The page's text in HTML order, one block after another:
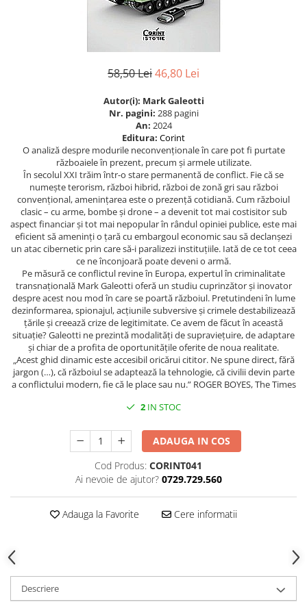
Manuale scolare/Cursuri
Medicină
Poezie
Politică/Geopolitică
Proză
Psihologie
Sociologie
Spiritualitate/Ezoterism
Sport
Stiinte/Educatie
Noutăți
Evenimentul Istoric
Evenimentul istoric - editii
electronice
58,50 Lei46,80 Lei
Autor(i): Mark Galeotti
Nr. pagini: 288 pagini
An: 2024
Editura: Corint
O analiză despre modurile neconvenționale în care pot fi purtate
războaiele în prezent, precum și armele utilizate.
În secolul XXI trăim într-o stare permanentă de conflict. Fie că se
numește terorism, război hibrid, război de zonă gri sau război
convențional, amenințarea este o prezență cotidiană. Cum războiul
clasic – cu arme, bombe și drone – a devenit tot mai costisitor sub
aspect financiar și tot mai nepopular în rândul opiniei publice, este mai
eficient să ameninți o țară cu embargoul economic sau să declanșezi
un atac cibernetic prin care să-i paralizezi instituțiile. Iată de ce tot ceea
ce ne înconjoară poate deveni o armă.
Pe măsură ce conflictul revine în Europa, expertul în criminalitate
transnațională Mark Galeotti oferă un studiu cuprinzător și inovator
despre acest nou mod în care se poartă războiul. Pretutindeni în lume
dezinformarea, spionajul, acțiunile subversive și crimele destabilizează
țările și creează crize de legitimitate. Ce avem de făcut în această
situație? Galeotti ne prezintă modalități de supraviețuire, de adaptare
și chiar de a profita de oportunitățile oferite de noua realitate.
„Acest ghid dinamic este accesibil oricărui cititor. Ne spune direct, fără
jargon (…), că războiul se adaptează la tehnologie, că civilii devin parte
a conflictului modern, fie că le place sau nu.” ROGER BOYES, The Times
2 IN STOC
ADAUGA IN COS
Cod Produs: CORINT041
Ai nevoie de ajutor? 0729.729.560
Adauga la Favorite Cere informatii
Descriere